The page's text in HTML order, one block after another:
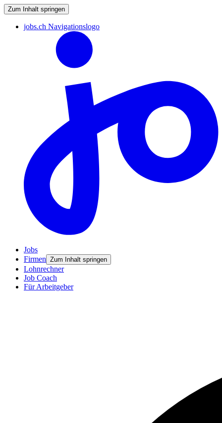
Zum Inhalt springen
jobs.ch Navigationslogo
Jobs
Firmen Zum Inhalt springen
Lohnrechner
Job Coach
Für Arbeitgeber